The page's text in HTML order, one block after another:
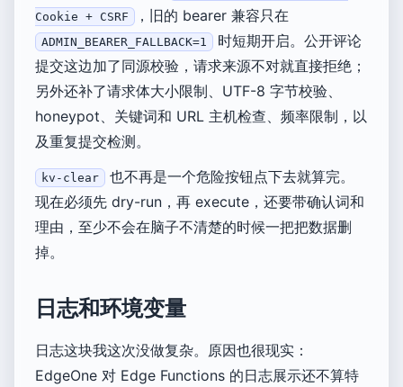
Cookie + CSRF
，旧的 bearer 兼容只在
ADMIN_BEARER_FALLBACK=1
时短期开启。公开评论
提交这边加了同源校验，请求来源不对就直接拒绝；
另外还补了请求体大小限制、UTF-8 字节校验、
honeypot、关键词和 URL 主机检查、频率限制，以
及重复提交检测。
kv-clear
也不再是一个危险按钮点下去就算完。
现在必须先 dry-run，再 execute，还要带确认词和
理由，至少不会在脑子不清楚的时候一把把数据删
掉。
日志和环境变量
日志这块我这次没做复杂。原因也很现实：
EdgeOne 对 Edge Functions 的日志展示还不算特